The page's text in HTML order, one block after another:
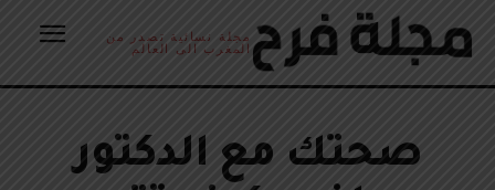
مجلة نسائية تصدر من
المغرب الى العالم
صحتك مع الدكتور